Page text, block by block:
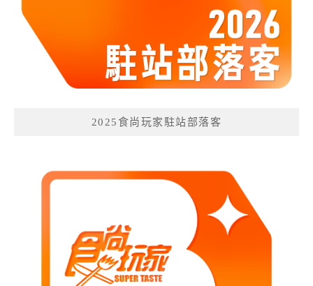
2025食尚玩家駐站部落客